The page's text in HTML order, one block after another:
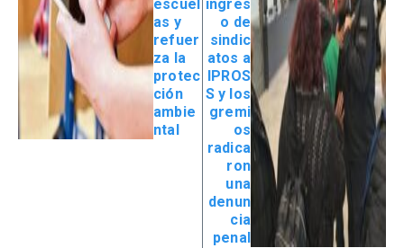
escuel
as y
refuer
za la
protec
ción
ambie
ntal
ingres
o de
sindic
atos a
IPROS
S y los
gremi
os
radica
ron
una
denun
cia
penal